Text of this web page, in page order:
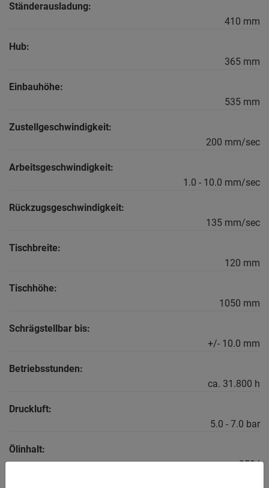
Ständerausladung:
410 mm
Hub:
365 mm
Einbauhöhe:
535 mm
Zustellgeschwindigkeit:
200 mm/sec
Arbeitsgeschwindigkeit:
1.0 - 10.0 mm/sec
Rückzugsgeschwindigkeit:
135 mm/sec
Tischbreite:
120 mm
Tischhöhe:
1050 mm
Schrägstellbar bis:
+/- 10.0 mm
Betriebsstunden:
ca. 31.800 h
Druckluft:
5.0 - 7.0 bar
Ölinhalt:
250 l